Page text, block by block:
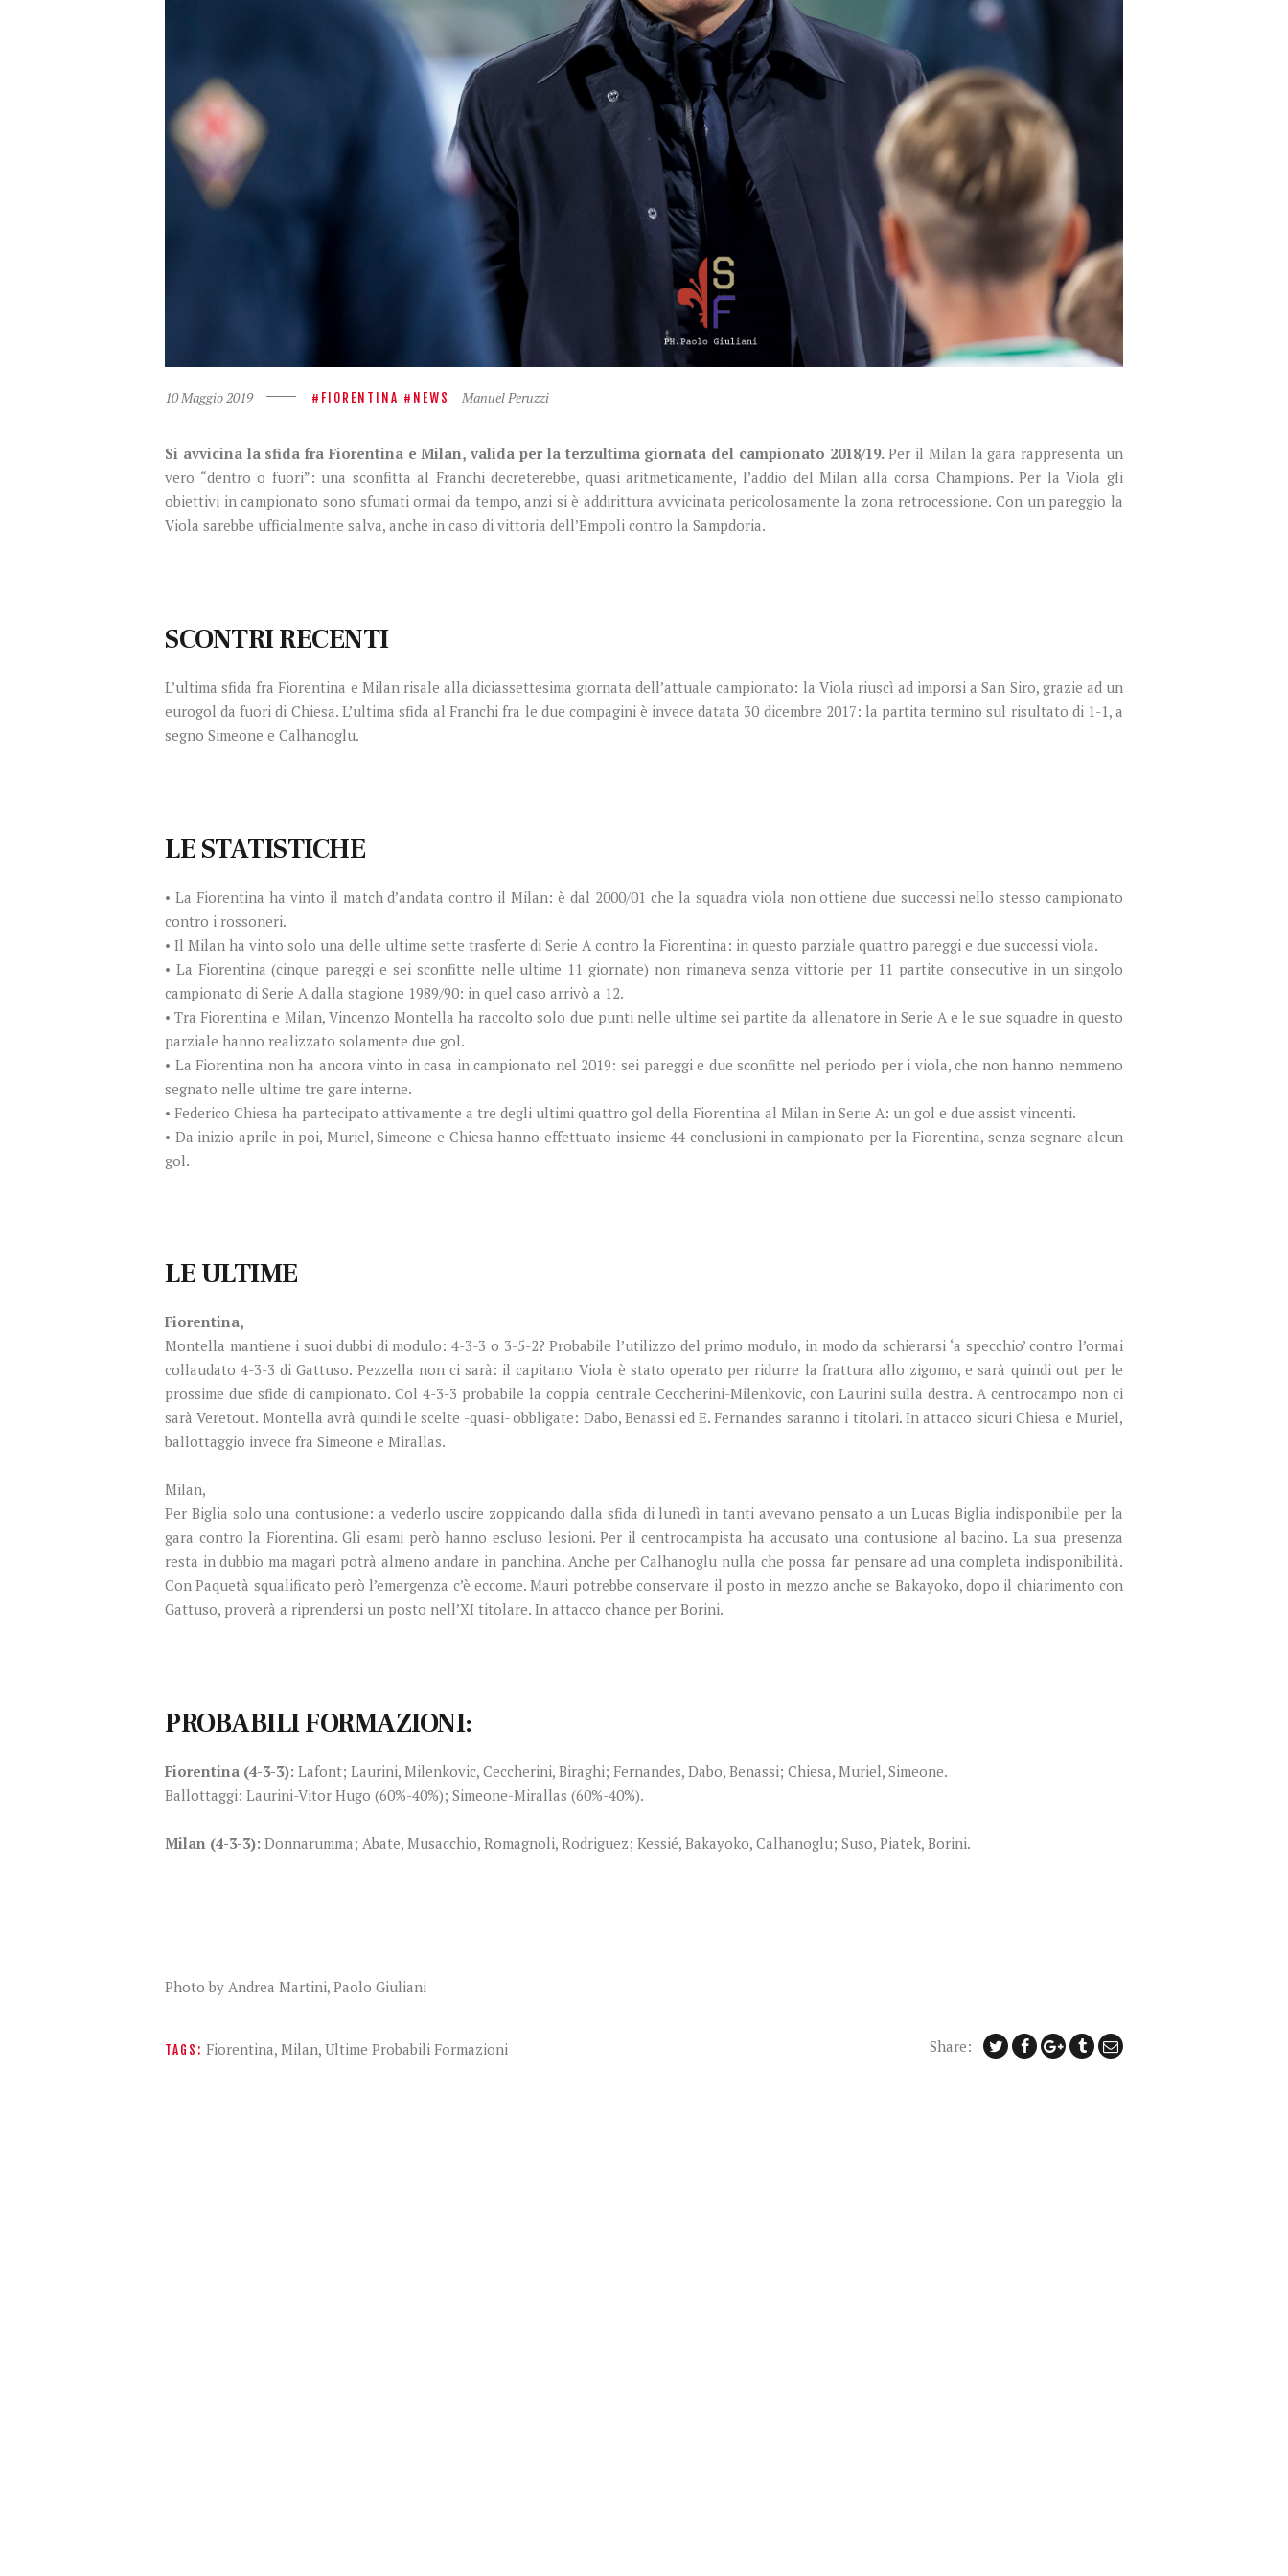
10 Maggio 2019 FIORENTINA NEWS Manuel Peruzzi
Si avvicina la sfida fra Fiorentina e Milan, valida per la terzultima giornata del campionato 2018/19.Per il Milan la gara rappresenta un
vero “dentro o fuori”: una sconfitta al Franchi decreterebbe, quasi aritmeticamente, l’addio del Milan alla corsa Champions. Per la Viola gli
obiettivi in campionato sono sfumati ormai da tempo, anzi si è addirittura avvicinata pericolosamente la zona retrocessione. Con un pareggio la
Viola sarebbe ufficialmente salva, anche in caso di vittoria dell’Empoli contro la Sampdoria.
SCONTRI RECENTI
L’ultima sfida fra Fiorentina e Milan risale alla diciassettesima giornata dell’attuale campionato: la Viola riuscì ad imporsi a San Siro, grazie ad un
eurogol da fuori di Chiesa. L’ultima sfida al Franchi fra le due compagini è invece datata 30 dicembre 2017: la partita termino sul risultato di 1-1, a
segno Simeone e Calhanoglu.
LE STATISTICHE
• La Fiorentina ha vinto il match d’andata contro il Milan: è dal 2000/01 che la squadra viola non ottiene due successi nello stesso campionato
contro i rossoneri.
• Il Milan ha vinto solo una delle ultime sette trasferte di Serie A contro la Fiorentina: in questo parziale quattro pareggi e due successi viola.
• La Fiorentina (cinque pareggi e sei sconfitte nelle ultime 11 giornate) non rimaneva senza vittorie per 11 partite consecutive in un singolo
campionato di Serie A dalla stagione 1989/90: in quel caso arrivò a 12.
• Tra Fiorentina e Milan, Vincenzo Montella ha raccolto solo due punti nelle ultime sei partite da allenatore in Serie A e le sue squadre in questo
parziale hanno realizzato solamente due gol.
• La Fiorentina non ha ancora vinto in casa in campionato nel 2019: sei pareggi e due sconfitte nel periodo per i viola, che non hanno nemmeno
segnato nelle ultime tre gare interne.
• Federico Chiesa ha partecipato attivamente a tre degli ultimi quattro gol della Fiorentina al Milan in Serie A: un gol e due assist vincenti.
• Da inizio aprile in poi, Muriel, Simeone e Chiesa hanno effettuato insieme 44 conclusioni in campionato per la Fiorentina, senza segnare alcun
gol.
LE ULTIME
Fiorentina,
Montella mantiene i suoi dubbi di modulo: 4-3-3 o 3-5-2? Probabile l’utilizzo del primo modulo, in modo da schierarsi ‘a specchio’ contro l’ormai
collaudato 4-3-3 di Gattuso. Pezzella non ci sarà: il capitano Viola è stato operato per ridurre la frattura allo zigomo, e sarà quindi out per le
prossime due sfide di campionato. Col 4-3-3 probabile la coppia centrale Ceccherini-Milenkovic, con Laurini sulla destra. A centrocampo non ci
sarà Veretout. Montella avrà quindi le scelte -quasi- obbligate: Dabo, Benassi ed E. Fernandes saranno i titolari. In attacco sicuri Chiesa e Muriel,
ballottaggio invece fra Simeone e Mirallas.
Milan,
Per Biglia solo una contusione: a vederlo uscire zoppicando dalla sfida di lunedì in tanti avevano pensato a un Lucas Biglia indisponibile per la
gara contro la Fiorentina. Gli esami però hanno escluso lesioni. Per il centrocampista ha accusato una contusione al bacino. La sua presenza
resta in dubbio ma magari potrà almeno andare in panchina. Anche per Calhanoglu nulla che possa far pensare ad una completa indisponibilità.
Con Paquetà squalificato però l’emergenza c’è eccome. Mauri potrebbe conservare il posto in mezzo anche se Bakayoko, dopo il chiarimento con
Gattuso, proverà a riprendersi un posto nell’XI titolare. In attacco chance per Borini.
PROBABILI FORMAZIONI:
Fiorentina (4-3-3): Lafont; Laurini, Milenkovic, Ceccherini, Biraghi; Fernandes, Dabo, Benassi; Chiesa, Muriel, Simeone.
Ballottaggi: Laurini-Vitor Hugo (60%-40%); Simeone-Mirallas (60%-40%).
Milan (4-3-3): Donnarumma; Abate, Musacchio, Romagnoli, Rodriguez; Kessié, Bakayoko, Calhanoglu; Suso, Piatek, Borini.
Photo by Andrea Martini, Paolo Giuliani
TAGS: Fiorentina, Milan, Ultime Probabili Formazioni Share: